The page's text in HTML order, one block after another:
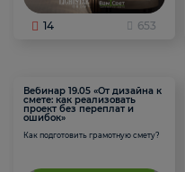
14 653
Вебинар 19.05 «От дизайна к
смете: как реализовать
проект без переплат и
ошибок»
Как подготовить грамотную смету?